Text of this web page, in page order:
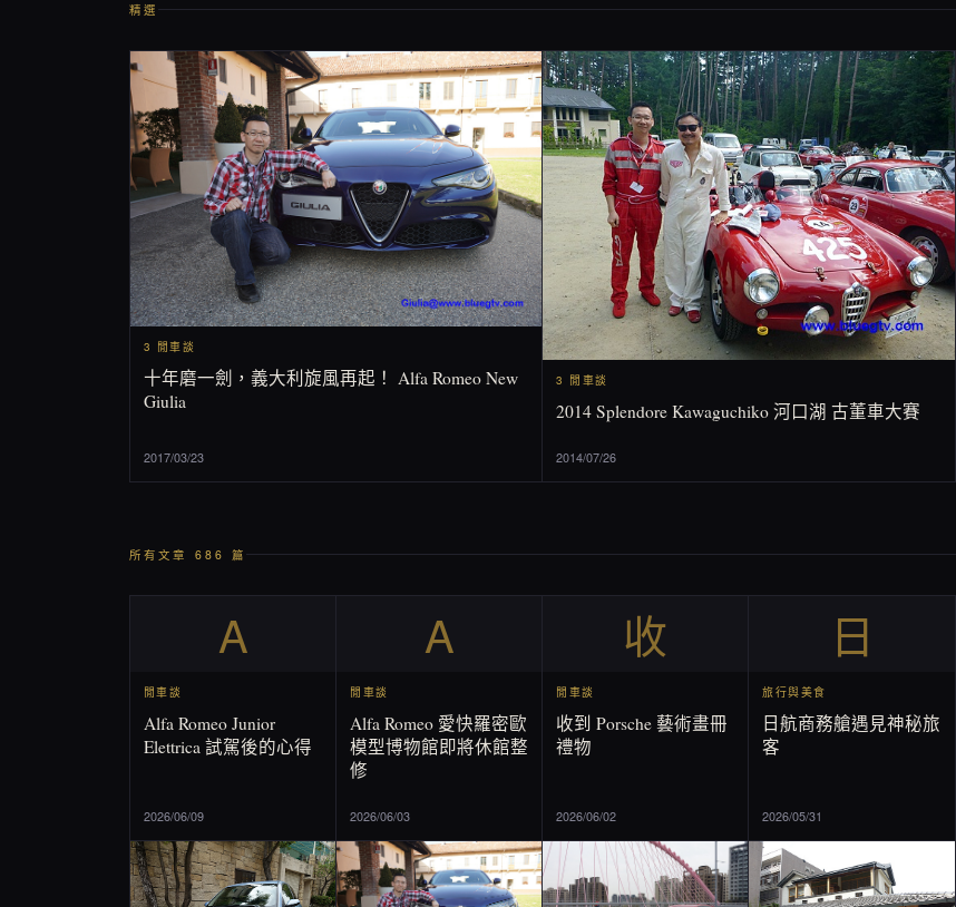
精選
3 閒車談
十年磨一劍，義大利旋風再起！ Alfa Romeo New
Giulia
2017/03/23
3 閒車談
2014 Splendore Kawaguchiko 河口湖 古董車大賽
2014/07/26
所有文章 686 篇
A
閒車談
Alfa Romeo Junior
Elettrica 試駕後的心得
2026/06/09
A
閒車談
Alfa Romeo 愛快羅密歐
模型博物館即將休館整
修
2026/06/03
收
閒車談
收到 Porsche 藝術畫冊
禮物
2026/06/02
日
旅行與美食
日航商務艙遇見神秘旅
客
2026/05/31